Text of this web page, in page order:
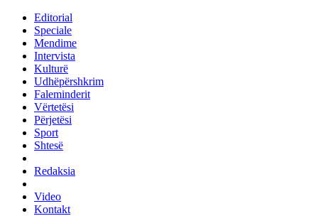
Editorial
Speciale
Mendime
Intervista
Kulturë
Udhëpërshkrim
Faleminderit
Vërtetësi
Përjetësi
Sport
Shtesë
Redaksia
Video
Kontakt